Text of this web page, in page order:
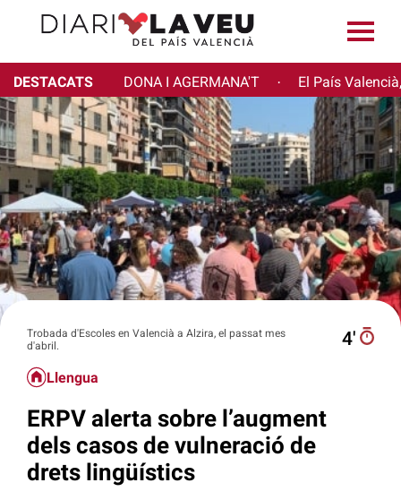
DESTACATS DONA I AGERMANA'T · El País
Trobada d'Escoles en Valencià a Alzira, el passat mes
d'abril.
4′
Llengua
ERPV alerta sobre l’augment
dels casos de vulneració de
drets lingüístics